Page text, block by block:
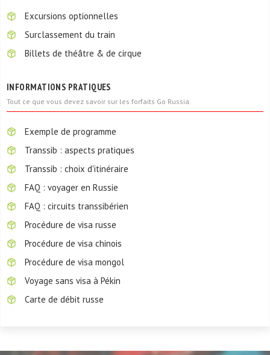
Excursions optionnelles
Surclassement du train
Billets de théâtre & de cirque
INFORMATIONS PRATIQUES
Tout ce que vous devez savoir sur les forfaits Go Russia.
Exemple de programme
Transsib : aspects pratiques
Transsib : choix d'itinéraire
FAQ : voyager en Russie
FAQ : circuits transsibérien
Procédure de visa russe
Procédure de visa chinois
Procédure de visa mongol
Voyage sans visa à Pékin
Carte de débit russe